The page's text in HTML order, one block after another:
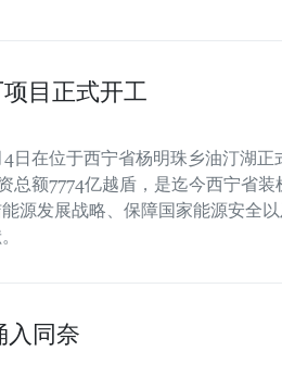
目正式开工
日在位于西宁省杨明珠乡油汀湖正
总额7774亿越盾，是迄今西宁省装
源发展战略、保障国家能源安全
入同奈